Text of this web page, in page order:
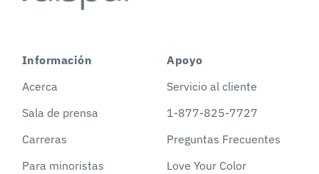
Información
Acerca
Sala de prensa
Carreras
Para minoristas
Apoyo
Servicio al cliente
1-877-825-7727
Preguntas Frecuentes
Love Your Color